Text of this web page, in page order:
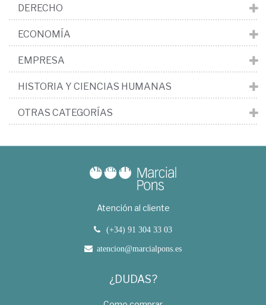
DERECHO
ECONOMÍA
EMPRESA
HISTORIA Y CIENCIAS HUMANAS
OTRAS CATEGORÍAS
Atención al cliente
(+34) 91 304 33 03
atencion@marcialpons.es
¿DUDAS?